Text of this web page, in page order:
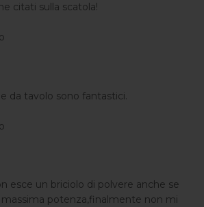
citati sulla scatola!
da tavolo sono fantastici.
esce un briciolo di polvere anche se
potenza,finalmente non mi